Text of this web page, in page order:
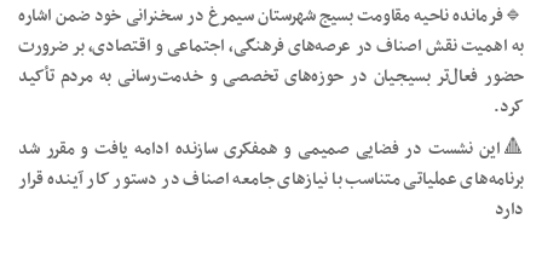
🔹فرمانده ناحیه مقاومت بسیج شهرستان سیمرغ در سخنرانی خود ضمن اشاره
به اهمیت نقش اصناف در عرصه‌های فرهنگی، اجتماعی و اقتصادی، بر ضرورت
حضور فعال‌تر بسیجیان در حوزه‌های تخصصی و خدمت‌رسانی به مردم تأکید
کرد.
🔺این نشست در فضایی صمیمی و همفکری سازنده ادامه یافت و مقرر شد
برنامه‌های عملیاتی متناسب با نیازهای جامعه اصناف در دستور کار آینده قرار
دارد